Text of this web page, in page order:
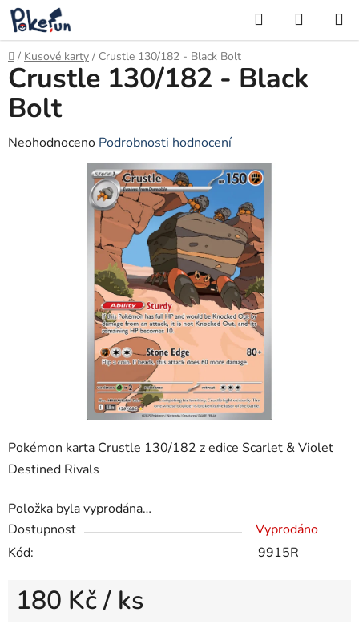
Přejít
na
obsah
Hledat
KOŠÍK
Domů
/ Kusové karty / Crustle 130/182 - Black Bolt
Pokémon karta Crustle 130/182 z edice Scarlet & Violet
Destined Rivals
Položka byla vyprodána…
Dostupnost
Vyprodáno
Kód:
9915R
180 Kč/ ks
Crustle 130/182 - Black
Bolt
Průměrné
Neohodnoceno Podrobnosti hodnocení